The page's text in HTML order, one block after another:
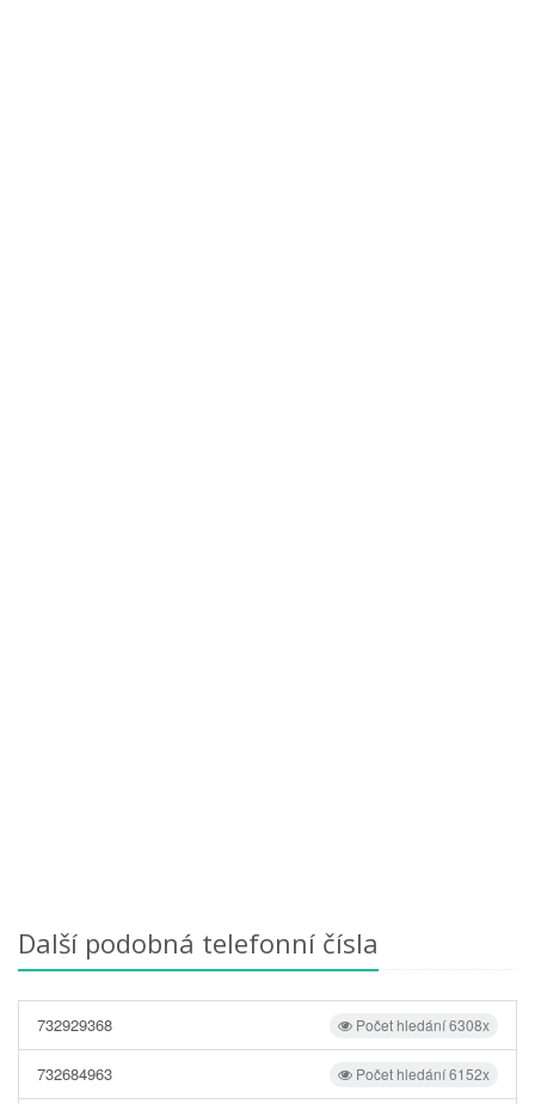
Další podobná telefonní čísla
Počet hledání 6308x
732929368
Počet hledání 6152x
732684963